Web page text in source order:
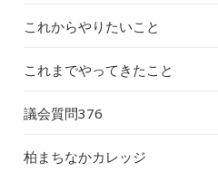
これからやりたいこと
これまでやってきたこと
議会質問376
柏まちなかカレッジ